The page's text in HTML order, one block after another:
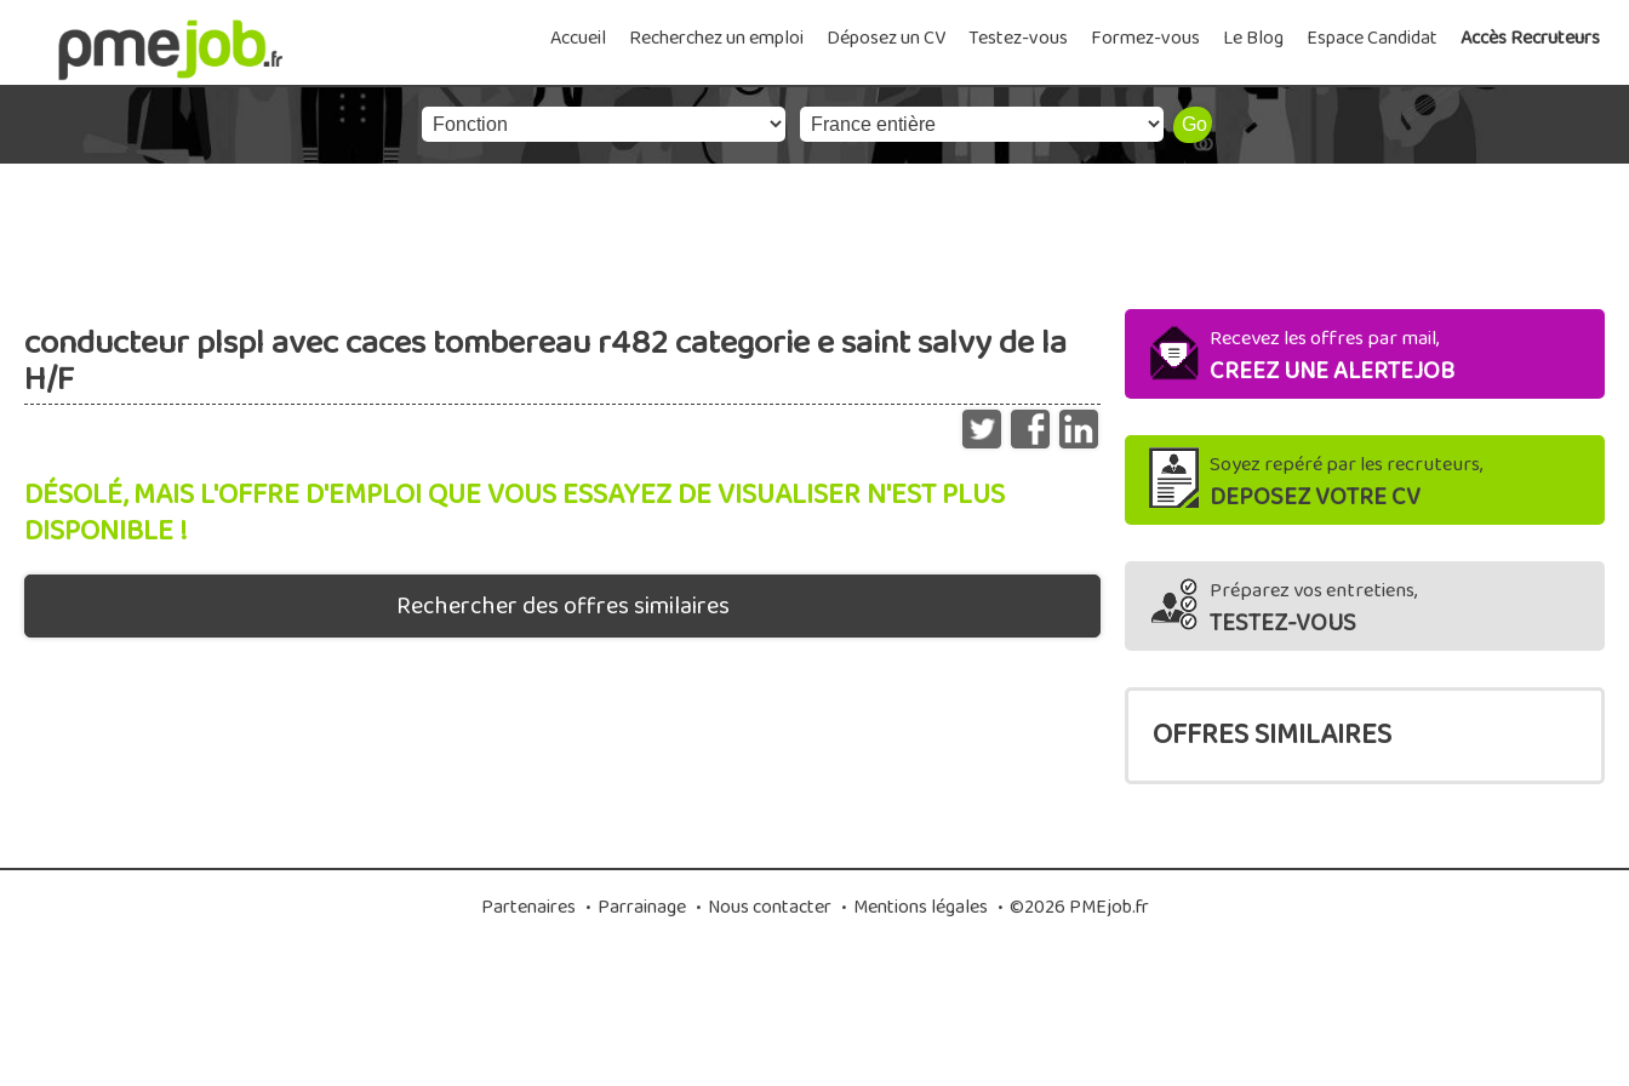
Accueil Recherchez un emploi Déposez un CV Testez-vous Formez-vous Le Blog Espace Candidat Accès Recruteurs
conducteur plspl avec caces tombereau r482 categorie e saint salvy de la
H/F
DÉSOLÉ, MAIS L'OFFRE D'EMPLOI QUE VOUS ESSAYEZ DE VISUALISER N'EST PLUS
DISPONIBLE !
Rechercher des offres similaires
Recevez les offres par mail,
CREEZ UNE ALERTEJOB
Soyez repéré par les recruteurs,
DEPOSEZ VOTRE CV
Préparez vos entretiens,
TESTEZ-VOUS
OFFRES SIMILAIRES
Partenaires • Parrainage • Nous contacter • Mentions légales • ©2026 PMEjob.fr